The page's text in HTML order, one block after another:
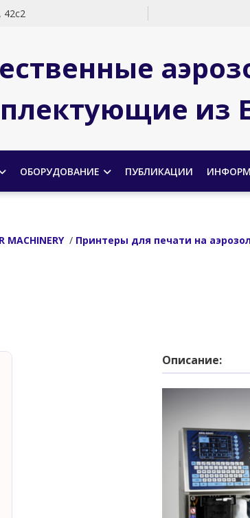
42с2
из
ОБОРУДОВАНИЕ ПУБЛИКАЦИИ
/ Принтеры для печати на
Описание: